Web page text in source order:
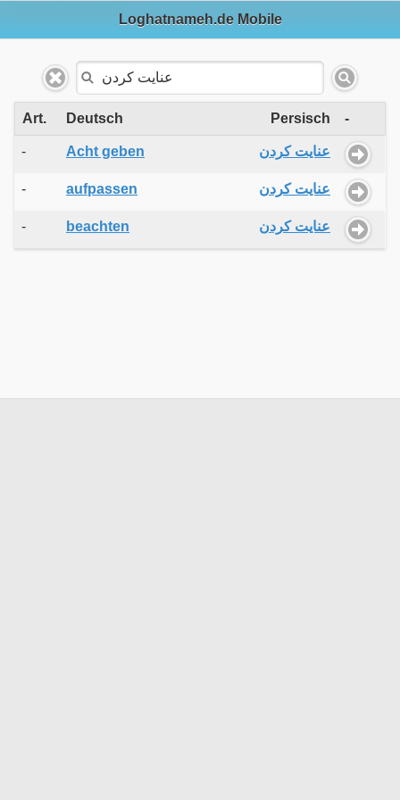
Loghatnameh.de Mobile
Art. Deutsch Persisch -
- Acht geben عنایت کردن
- aufpassen عنایت کردن
- beachten عنایت کردن